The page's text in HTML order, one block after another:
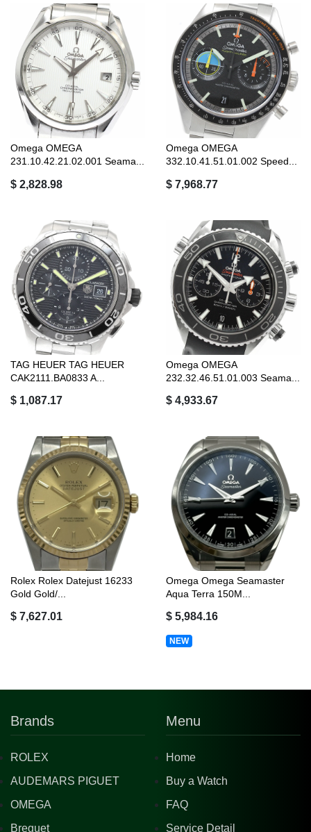
Omega OMEGA
231.10.42.21.02.001 Seama...
$ 2,828.98
Omega OMEGA
332.10.41.51.01.002 Speed...
$ 7,968.77
TAG HEUER TAG HEUER
CAK2111.BA0833 A...
$ 1,087.17
Omega OMEGA
232.32.46.51.01.003 Seama...
$ 4,933.67
Rolex Rolex Datejust 16233
Gold Gold/...
$ 7,627.01
Omega Omega Seamaster
Aqua Terra 150M...
$ 5,984.16
NEW
Brands
ROLEX
AUDEMARS PIGUET
OMEGA
Breguet
Menu
Home
Buy a Watch
FAQ
Service Detail